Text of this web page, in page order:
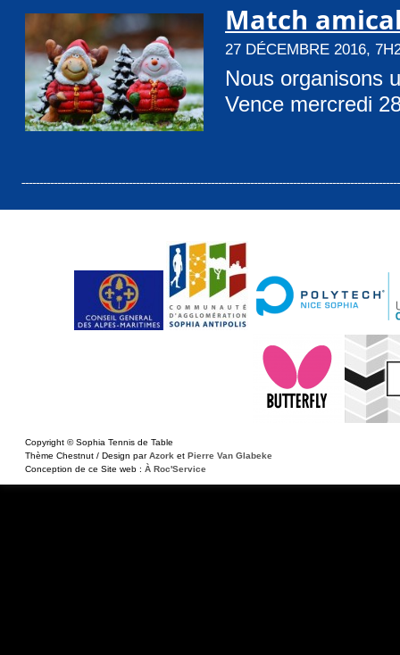
Match
27 DÉCEMBRE 2016,
Nous organisons
Vence mercredi
Copyright © Sophia Tennis de Table
Thème Chestnut / Design parAzork et Pierre Van Glabeke
Conception de ce Site web : À Roc'Service